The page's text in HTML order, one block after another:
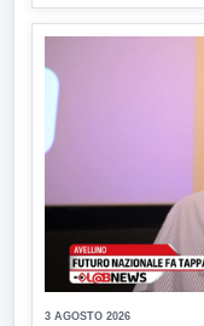
3 AGOSTO 2026